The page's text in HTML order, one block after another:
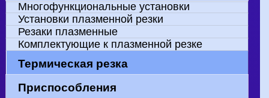
Многофункциональные установки
Установки плазменной резки
Резаки плазменные
Комплектующие к плазменной резке
Термическая резка
Механизированные
Машины с ЧПУ
Приспособления